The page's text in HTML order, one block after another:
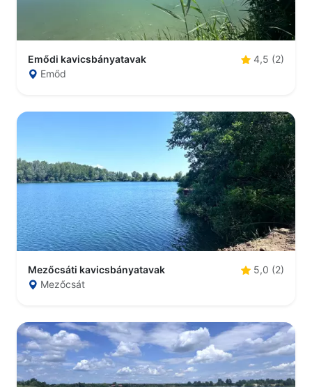
Emődi kavicsbányatavak
4,5 (2)
Emőd
Mezőcsáti kavicsbányatavak
5,0 (2)
Mezőcsát